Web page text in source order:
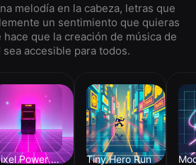
melodía en la cabeza, letras que
un sentimiento que quieras
hace que la creación de música de
sea accesible para todos.
Pixel Power Up Tiny Hero Run